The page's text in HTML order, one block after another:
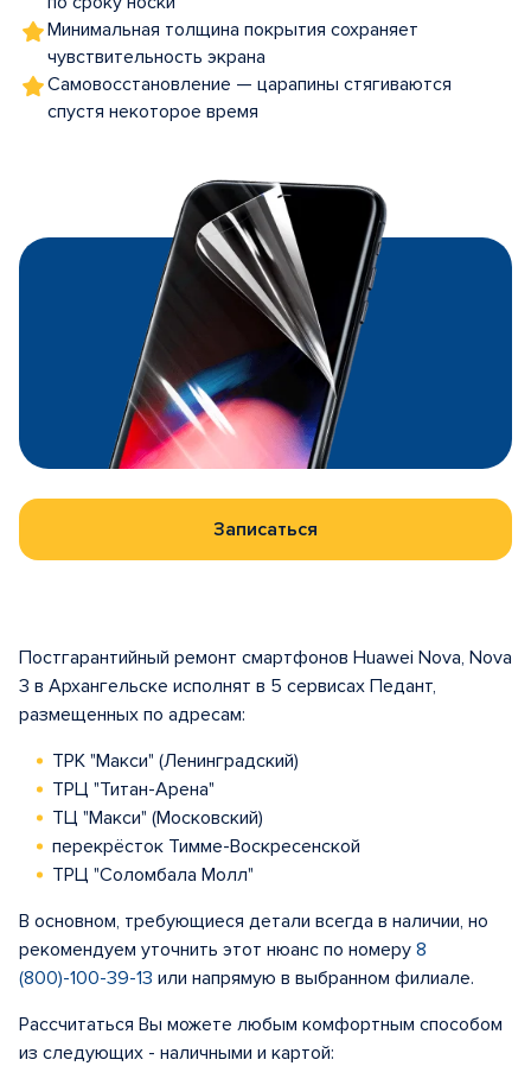
Минимальная толщина покрытия сохраняет
чувствительность экрана
Самовосстановление — царапины стягиваются
спустя некоторое время
Записаться
Постгарантийный ремонт смартфонов Huawei Nova, Nova
3 в Архангельске исполнят в 5 сервисах Педант,
размещенных по адресам:
ТРК "Макси" (Ленинградский)
ТРЦ "Титан-Арена"
ТЦ "Макси" (Московский)
перекрёсток Тимме-Воскресенской
ТРЦ "Соломбала Молл"
В основном, требующиеся детали всегда в наличии, но
рекомендуем уточнить этот нюанс по номеру 8
(800)-100-39-13 или напрямую в выбранном филиале.
Рассчитаться Вы можете любым комфортным способом
из следующих - наличными и картой: